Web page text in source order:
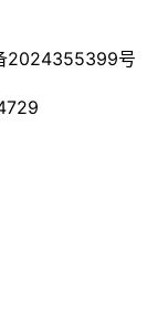
2024355399号